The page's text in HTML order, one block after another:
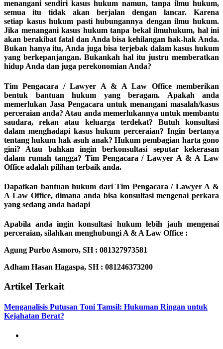
menangani sendiri kasus hukum namun, tanpa ilmu hukum,
semua itu tidak akan berjalan dengan lancar. Karena
setiap kasus hukum pasti hubungannya dengan ilmu hukum.
Jika menangani kasus hukum tanpa bekal ilmuhukum, hal ini
akan berakibat fatal dan Anda bisa kehilangan hak-hak Anda.
Bukan hanya itu, Anda juga bisa terjebak dalam kasus hukum
yang berkepanjangan. Bukankah hal itu justru memberatkan
hidup Anda dan juga perekonomian Anda?
Tim Pengacara / Lawyer A & A Law Office memberikan
bentuk bantuan hukum yang beragam. Apakah anda
memerlukan Jasa Pengacara untuk menangani masalah/kasus
perceraian anda? Atau anda memerlukannya untuk membantu
saudara, rekan atau keluarga terdekat? Butuh konsultasi
dalam menghadapi kasus hukum perceraian? Ingin bertanya
tentang hukum hak asuh anak? Hukum pembagian harta gono
gini? Atau bahkan ingin berkonsultasi seputar kekerasan
dalam rumah tangga? Tim Pengacara / Lawyer A & A Law
Office adalah pilihan terbaik anda.
Dapatkan bantuan hukum dari Tim Pengacara / Lawyer A &
A Law Office, dimana anda bisa konsultasi mengenai perkara
yang sedang anda hadapi
Apabila anda ingin konsultasi hukum lebih jauh mengenai
perceraian, silahkan menghubungi A & A Law Office :
Agung Purbo Asmoro, SH : 081327973581
Adham Hasan Hagaspa, SH : 081246373200
Artikel Terkait
Menganalisis Putusan Toni Tamsil: Hukuman Ringan untuk
Kejahatan Berat?